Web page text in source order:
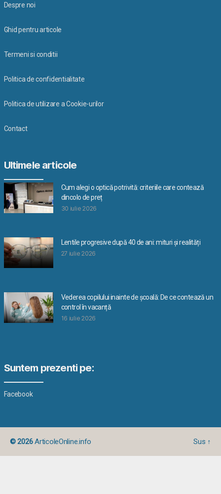
Despre noi
Ghid pentru articole
Termeni si conditii
Politica de confidentialitate
Politica de utilizare a Cookie-urilor
Contact
Ultimele articole
Cum alegi o optică potrivită: criteriile care contează
dincolo de preț
30 iulie 2026
Lentile progresive după 40 de ani: mituri și realități
27 iulie 2026
Vederea copilului inainte de școală: De ce contează un
control în vacanță
16 iulie 2026
Suntem prezenti pe:
Facebook
© 2026ArticoleOnline.info Sus ↑